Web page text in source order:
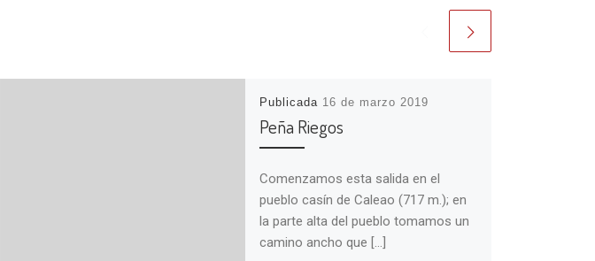
Publicada 16 de marzo 2019
Peña Riegos
Comenzamos esta salida en el
pueblo casín de Caleao (717 m.); en
la parte alta del pueblo tomamos un
camino ancho que […]